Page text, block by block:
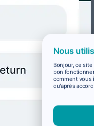
Nous
Bonjour, ce
bon
comment vous
qu'après accord.